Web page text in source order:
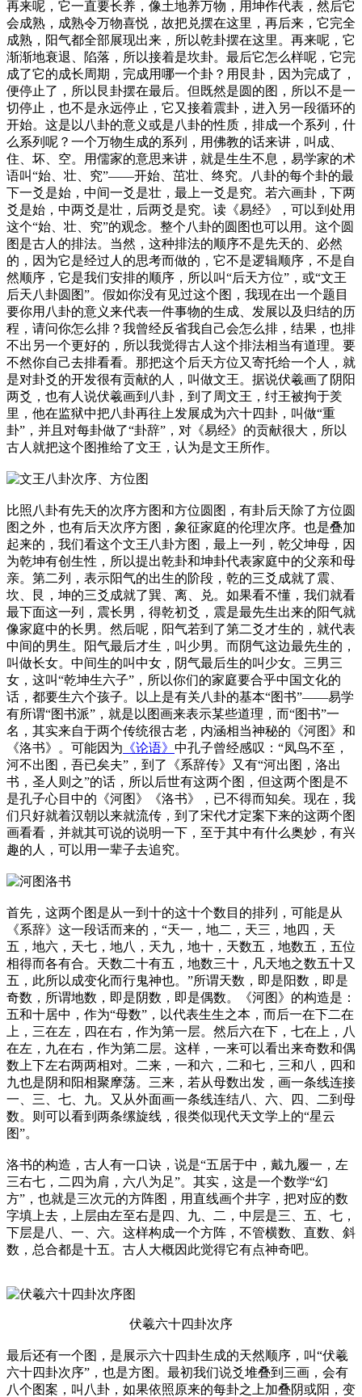
再来呢，它一直要长养，像土地养万物，用坤作代表，然后它
会成熟，成熟令万物喜悦，故把兑摆在这里，再后来，它完全
成熟，阳气都全部展现出来，所以乾卦摆在这里。再来呢，它
渐渐地衰退、陷落，所以接着是坎卦。最后它怎么样呢，它完
成了它的成长周期，完成用哪一个卦？用艮卦，因为完成了，
便停止了，所以艮卦摆在最后。但既然是圆的图，所以不是一
切停止，也不是永远停止，它又接着震卦，进入另一段循环的
开始。这是以八卦的意义或是八卦的性质，排成一个系列，什
么系列呢？一个万物生成的系列，用佛教的话来讲，叫成、
住、坏、空。用儒家的意思来讲，就是生生不息，易学家的术
语叫“始、壮、究”——开始、茁壮、终究。八卦的每个卦的最
下一爻是始，中间一爻是壮，最上一爻是究。若六画卦，下两
爻是始，中两爻是壮，后两爻是究。读《易经》，可以到处用
这个“始、壮、究”的观念。整个八卦的圆图也可以用。这个圆
图是古人的排法。当然，这种排法的顺序不是先天的、必然
的，因为它是经过人的思考而做的，它不是逻辑顺序，不是自
然顺序，它是我们安排的顺序，所以叫“后天方位”，或“文王
后天八卦圆图”。假如你没有见过这个图，我现在出一个题目
要你用八卦的意义来代表一件事物的生成、发展以及归结的历
程，请问你怎么排？我曾经反省我自己会怎么排，结果，也排
不出另一个更好的，所以我觉得古人这个排法相当有道理。要
不然你自己去排看看。那把这个后天方位又寄托给一个人，就
是对卦爻的开发很有贡献的人，叫做文王。据说伏羲画了阴阳
两爻，也有人说伏羲画到八卦，到了周文王，纣王被拘于羑
里，他在监狱中把八卦再往上发展成为六十四卦，叫做“重
卦”，并且对每卦做了“卦辞”，对《易经》的贡献很大，所以
古人就把这个图推给了文王，认为是文王所作。
比照八卦有先天的次序方图和方位圆图，有卦后天除了方位圆
图之外，也有后天次序方图，象征家庭的伦理次序。也是叠加
起来的，我们看这个文王八卦方图，最上一列，乾父坤母，因
为乾坤有创生性，所以提出乾卦和坤卦代表家庭中的父亲和母
亲。第二列，表示阳气的出生的阶段，乾的三爻成就了震、
坎、艮，坤的三爻成就了巽、离、兑。如果看不懂，我们就看
最下面这一列，震长男，得乾初爻，震是最先生出来的阳气就
像家庭中的长男。然后呢，阳气若到了第二爻才生的，就代表
中间的男生。阳气最后才生，叫少男。而阴气这边最先生的，
叫做长女。中间生的叫中女，阴气最后生的叫少女。三男三
女，这叫“乾坤生六子”，所以你们的家庭要合乎中国文化的
话，都要生六个孩子。以上是有关八卦的基本“图书”——易学
有所谓“图书派”，就是以图画来表示某些道理，而“图书”一
名，其实来自于两个传统很古老，内涵相当神秘的《河图》和
《洛书》。可能因为 《论语》 中孔子曾经感叹：“凤鸟不至，
河不出图，吾已矣夫”，到了《系辞传》又有“河出图，洛出
书，圣人则之”的话，所以后世有这两个图，但这两个图是不
是孔子心目中的《河图》《洛书》，已不得而知矣。现在，我
们只好就着汉朝以来就流传，到了宋代才定案下来的这两个图
画看看，并就其可说的说明一下，至于其中有什么奥妙，有兴
趣的人，可以用一辈子去追究。
首先，这两个图是从一到十的这十个数目的排列，可能是从
《系辞》这一段话而来的，“天一，地二，天三，地四，天
五，地六，天七，地八，天九，地十，天数五，地数五，五位
相得而各有合。天数二十有五，地数三十，凡天地之数五十又
五，此所以成变化而行鬼神也。”所谓天数，即是阳数，即是
奇数，所谓地数，即是阴数，即是偶数。《河图》的构造是：
五和十居中，作为“母数”，以代表生生之本，而后一在下二在
上，三在左，四在右，作为第一层。然后六在下，七在上，八
在左，九在右，作为第二层。这样，一来可以看出来奇数和偶
数上下左右两两相对。二来，一和六，二和七，三和八，四和
九也是阴和阳相聚摩荡。三来，若从母数出发，画一条线连接
一、三、七、九。又从外面画一条线连结八、六、四、二到母
数。则可以看到两条缧旋线，很类似现代天文学上的“星云
图”。
洛书的构造，古人有一口诀，说是“五居于中，戴九履一，左
三右七，二四为肩，六八为足”。其实，这是一个数学“幻
方”，也就是三次元的方阵图，用直线画个井字，把对应的数
字填上去，上层由左至右是四、九、二，中层是三、五、七，
下层是八、一、六。这样构成一个方阵，不管横数、直数、斜
数，总合都是十五。古人大概因此觉得它有点神奇吧。
伏羲六十四卦次序
最后还有一个图，是展示六十四卦生成的天然顺序，叫“伏羲
六十四卦次序”，也是方图。最初我们说爻堆叠到三画，会有
八个图案，叫八卦，如果依照原来的每卦之上加叠阴或阳，变